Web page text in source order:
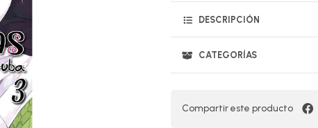
DESCRIPCIÓN
CATEGORÍAS
Compartir este producto